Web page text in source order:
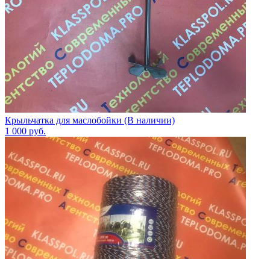
Крыльчатка для маслобойки (В наличии)
1 000 руб.